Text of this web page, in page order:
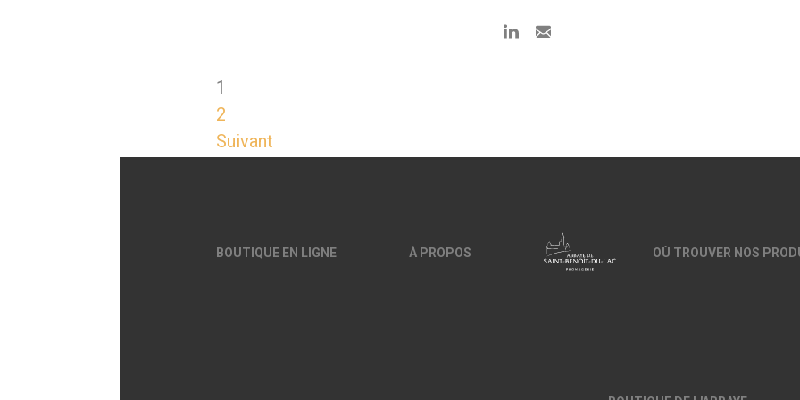
1
2
Suivant
BOUTIQUE EN LIGNE À PROPOS OÙ TROUVER NOS